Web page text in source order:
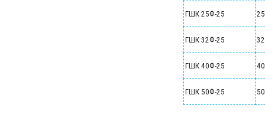
ГШК 25Ф-25 25
ГШК 32Ф-25 32
ГШК 40Ф-25 40
ГШК 50Ф-25 50